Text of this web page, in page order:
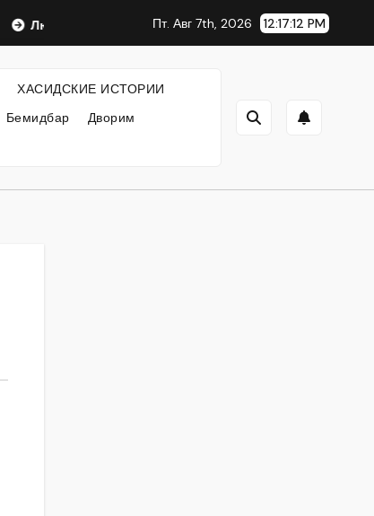
Любавический Ребе ФИЛОСОФИЯ ХАСИДИЗМА
Пт. Авг 7th, 2026 12:17:13 PM
ХАСИДСКИЕ ИСТОРИИ
Бемидбар
Дворим